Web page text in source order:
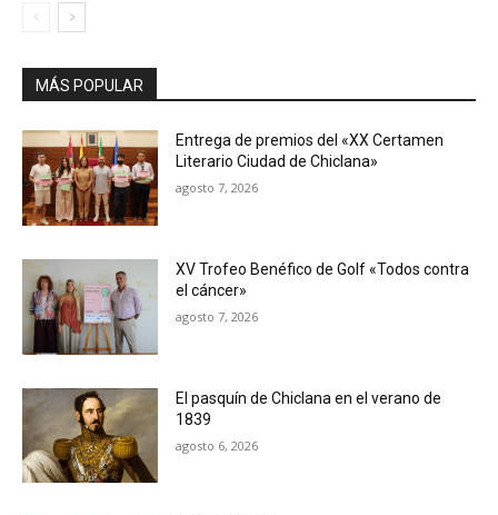
MÁS POPULAR
Entrega de premios del «XX Certamen
Literario Ciudad de Chiclana»
agosto 7, 2026
XV Trofeo Benéfico de Golf «Todos contra
el cáncer»
agosto 7, 2026
El pasquín de Chiclana en el verano de
1839
agosto 6, 2026